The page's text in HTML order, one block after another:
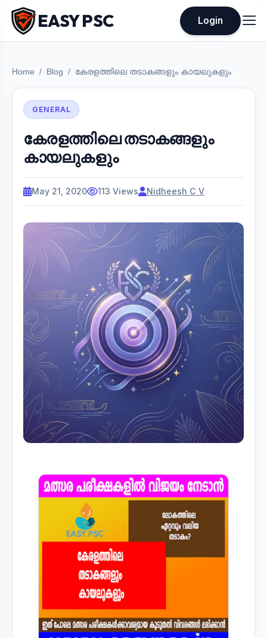
EASY PSC Login
Home Blog കേരളത്തിലെ തടാകങ്ങളും കായലുകളും
GENERAL
കേരളത്തിലെ തടാകങ്ങളും
കായലുകളും
May 21, 2020 113 Views Nidheesh C V